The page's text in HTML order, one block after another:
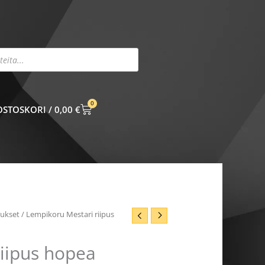
0,00 €
0
CART
/ Lempikoru Mestari riipus
hopea